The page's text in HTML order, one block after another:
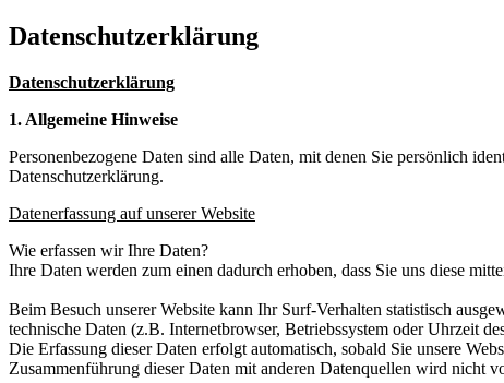
Datenschutzerklärung
Datenschutzerklärung
1. Allgemeine Hinweise
Personenbezogene Daten sind alle Daten, mit denen Sie persönlich
Datenschutzerklärung.
Datenerfassung auf unserer Website
Wie erfassen wir Ihre Daten?
Ihre Daten werden zum einen dadurch erhoben, dass Sie uns diese
Beim Besuch unserer Website kann Ihr Surf-Verhalten statistisch
technische Daten (z.B. Internetbrowser, Betriebssystem oder Uhrzeit
Die Erfassung dieser Daten erfolgt automatisch, sobald Sie unsere
Zusammenführung dieser Daten mit anderen Datenquellen wird nicht